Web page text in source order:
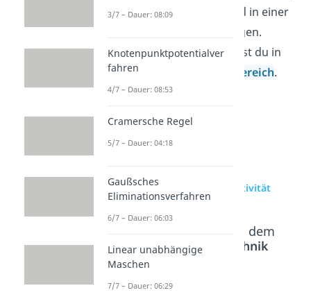
Spannung und Magnetfeld in einer
Schaltung zusammenhängen.
Weitere Videos dazu findest du in
unserem
Elektrotechnikbereich.
zur Videoseite: Induktivität
Beliebte Inhalte aus dem
BereichElektrotechnik
Grundlagen
3/7 – Dauer: 08:09
Knotenpunktpotentialver
fahren
4/7 – Dauer: 08:53
Cramersche Regel
5/7 – Dauer: 04:18
Gaußsches
Eliminationsverfahren
6/7 – Dauer: 06:03
Linear unabhängige
Maschen
7/7 – Dauer: 06:29